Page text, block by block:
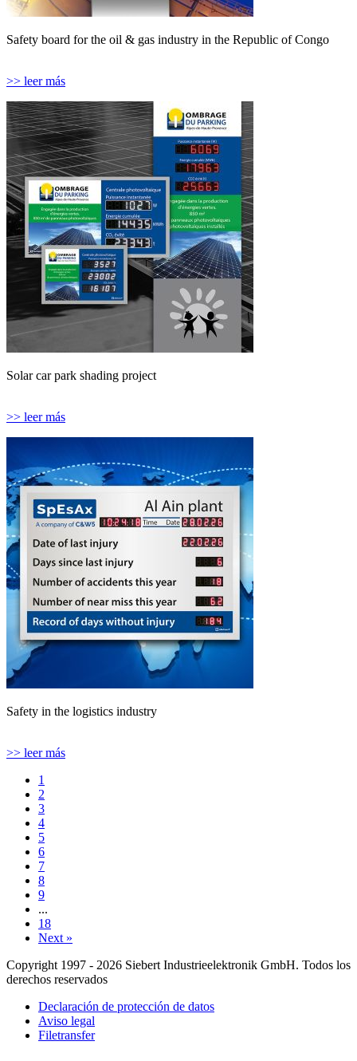
Safety board for the oil & gas industry in the Republic of Congo
>> leer más
Solar car park shading project
>> leer más
Safety in the logistics industry
>> leer más
1
2
3
4
5
6
7
8
9
...
18
Next »
Copyright 1997 - 2026 Siebert Industrieelektronik GmbH. Todos los
derechos reservados
Declaración de protección de datos
Aviso legal
Filetransfer